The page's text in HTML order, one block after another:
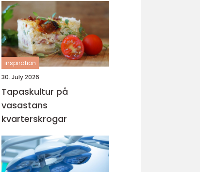
inspiration
30. July 2026
Tapaskultur på
vasastans
kvarterskrogar